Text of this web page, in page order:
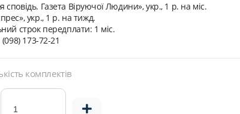
сповідь. Газета Віруючої Людини», укр., 1 р. на мic.
укр., 1 р. на тижд.
строк передплати: 1 міс.
173-72-21
комплектів